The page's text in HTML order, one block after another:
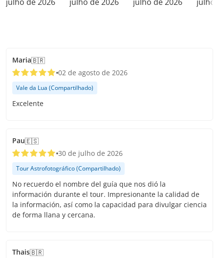
Maria🇧🇷
02 de agosto de 2026
Vale da Lua (Compartilhado)
Excelente
Pau🇪🇸
30 de julho de 2026
Tour Astrofotográfico (Compartilhado)
No recuerdo el nombre del guía que nos dió la
información durante el tour. Impresionante la calidad de
la información, así como la capacidad para divulgar ciencia
de forma llana y cercana.
Thais🇧🇷